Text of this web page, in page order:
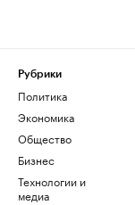
Рубрики
Политика
Экономика
Общество
Бизнес
Технологии и
медиа